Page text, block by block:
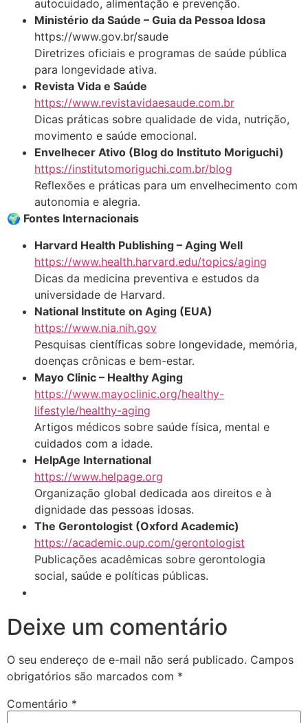
autocuidado, alimentação e prevenção.
Ministério da Saúde – Guia da Pessoa Idosa
https://www.gov.br/saude
Diretrizes oficiais e programas de saúde pública
para longevidade ativa.
Revista Vida e Saúde
https://www.revistavidaesaude.com.br
Dicas práticas sobre qualidade de vida, nutrição,
movimento e saúde emocional.
Envelhecer Ativo (Blog do Instituto Moriguchi)
https://institutomoriguchi.com.br/blog
Reflexões e práticas para um envelhecimento com
autonomia e alegria.
🌍 Fontes Internacionais
Harvard Health Publishing – Aging Well
https://www.health.harvard.edu/topics/aging
Dicas da medicina preventiva e estudos da
universidade de Harvard.
National Institute on Aging (EUA)
https://www.nia.nih.gov
Pesquisas científicas sobre longevidade, memória,
doenças crônicas e bem-estar.
Mayo Clinic – Healthy Aging
https://www.mayoclinic.org/healthy-
lifestyle/healthy-aging
Artigos médicos sobre saúde física, mental e
cuidados com a idade.
HelpAge International
https://www.helpage.org
Organização global dedicada aos direitos e à
dignidade das pessoas idosas.
The Gerontologist (Oxford Academic)
https://academic.oup.com/gerontologist
Publicações acadêmicas sobre gerontologia
social, saúde e políticas públicas.
Deixe um comentário
O seu endereço de e-mail não será publicado. Campos
obrigatórios são marcados com *
Comentário *